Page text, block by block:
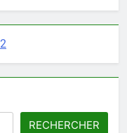
RECHERCHER